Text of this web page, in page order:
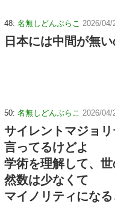
48: 名無しどんぶらこ 2026/
日本には中間が無
50: 名無しどんぶらこ 2026/04/
サイレントマジョ
言ってるけどよ
学術を理解して、
然数は少なくて
マイノリティにな